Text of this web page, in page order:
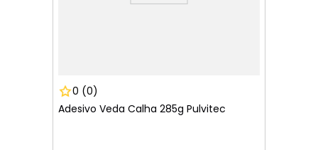
0 (0)
Adesivo Veda Calha 285g Pulvitec